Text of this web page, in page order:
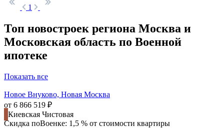
1
Топ новостроек региона Москва и
Московская область по Военной
ипотеке
Показать все
Новое Внуково, Новая Москва
от 6 866 519 ₽
Киевская Чистовая
Скидка поВоенке: 1,5 % от стоимости квартиры